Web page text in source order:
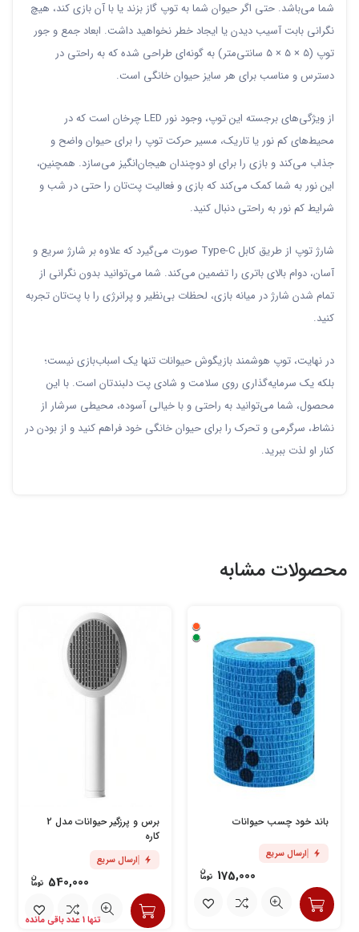
شما می‌باشد. حتی اگر حیوان شما به توپ گاز بزند یا با آن بازی کند، هیچ
نگرانی بابت آسیب دیدن یا ایجاد خطر نخواهید داشت. ابعاد جمع و جور
توپ (5 × 5 × 5 سانتی‌متر) به گونه‌ای طراحی شده که به راحتی در
دسترس و مناسب برای هر سایز حیوان خانگی است.
از ویژگی‌های برجسته این توپ، وجود نور LED چرخان است که در
محیط‌های کم نور یا تاریک، مسیر حرکت توپ را برای حیوان واضح و
جذاب می‌کند و بازی را برای او دوچندان هیجان‌انگیز می‌سازد. همچنین،
این نور به شما کمک می‌کند که بازی و فعالیت پت‌تان را حتی در شب و
شرایط کم نور به راحتی دنبال کنید.
شارژ توپ از طریق کابل Type-C صورت می‌گیرد که علاوه بر شارژ سریع و
آسان، دوام بالای باتری را تضمین می‌کند. شما می‌توانید بدون نگرانی از
تمام شدن شارژ در میانه بازی، لحظات بی‌نظیر و پرانرژی را با پت‌تان تجربه
کنید.
در نهایت، توپ هوشمند بازیگوش حیوانات تنها یک اسباب‌بازی نیست؛
بلکه یک سرمایه‌گذاری روی سلامت و شادی پت دلبندتان است. با این
محصول، شما می‌توانید به راحتی و با خیالی آسوده، محیطی سرشار از
نشاط، سرگرمی و تحرک را برای حیوان خانگی خود فراهم کنید و از بودن در
کنار او لذت ببرید.
محصولات مشابه
باند خود چسب حیوانات
ارسال سریع
175,000
برس و پرزگیر حیوانات مدل 2
کاره
ارسال سریع
540,000
تنها 1 عدد باقی مانده